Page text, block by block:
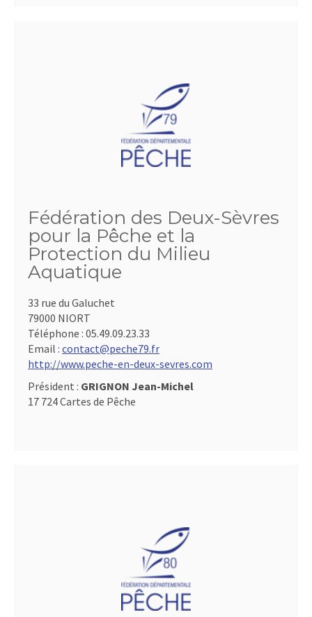
Fédération des Deux-Sèvres
pour la Pêche et la
Protection du Milieu
Aquatique
33 rue du Galuchet
79000 NIORT
Téléphone : 05.49.09.23.33
Email : contact@peche79.fr
http://www.peche-en-deux-sevres.com
Président : GRIGNON Jean-Michel
17 724 Cartes de Pêche